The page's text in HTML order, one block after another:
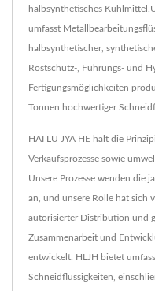
halbsynthetisches
umfasst
halbsynthetischer,
Rostschutz-, Führungs- und
Fertigungsmöglichkeiten
Tonnen hochwertiger
HAI LU JYA HE hält die
Verkaufsprozesse sowie
Unsere Prozesse wenden die
an, und unsere Rolle hat sich
autorisierter Distribution und
Zusammenarbeit und
entwickelt. HLJH bietet
Schneidflüssigkeiten,